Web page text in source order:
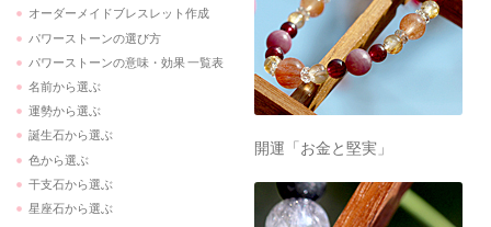
オーダーメイドブレスレット作成
パワーストーンの選び方
パワーストーンの意味・効果 一覧表
名前から選ぶ
運勢から選ぶ
誕生石から選ぶ
色から選ぶ
干支石から選ぶ
星座石から選ぶ
開運「お金と堅実」